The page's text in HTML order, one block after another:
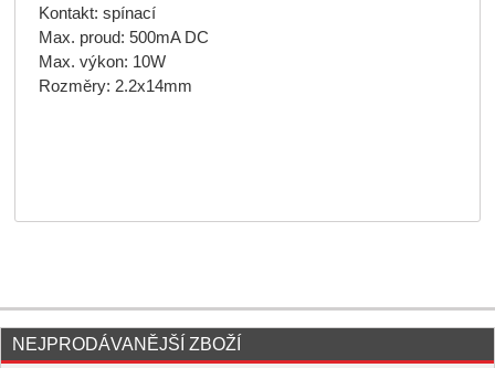
Kontakt: spínací
Max. proud: 500mA DC
Max. výkon: 10W
Rozměry: 2.2x14mm
NEJPRODÁVANĚJŠÍ ZBOŽÍ